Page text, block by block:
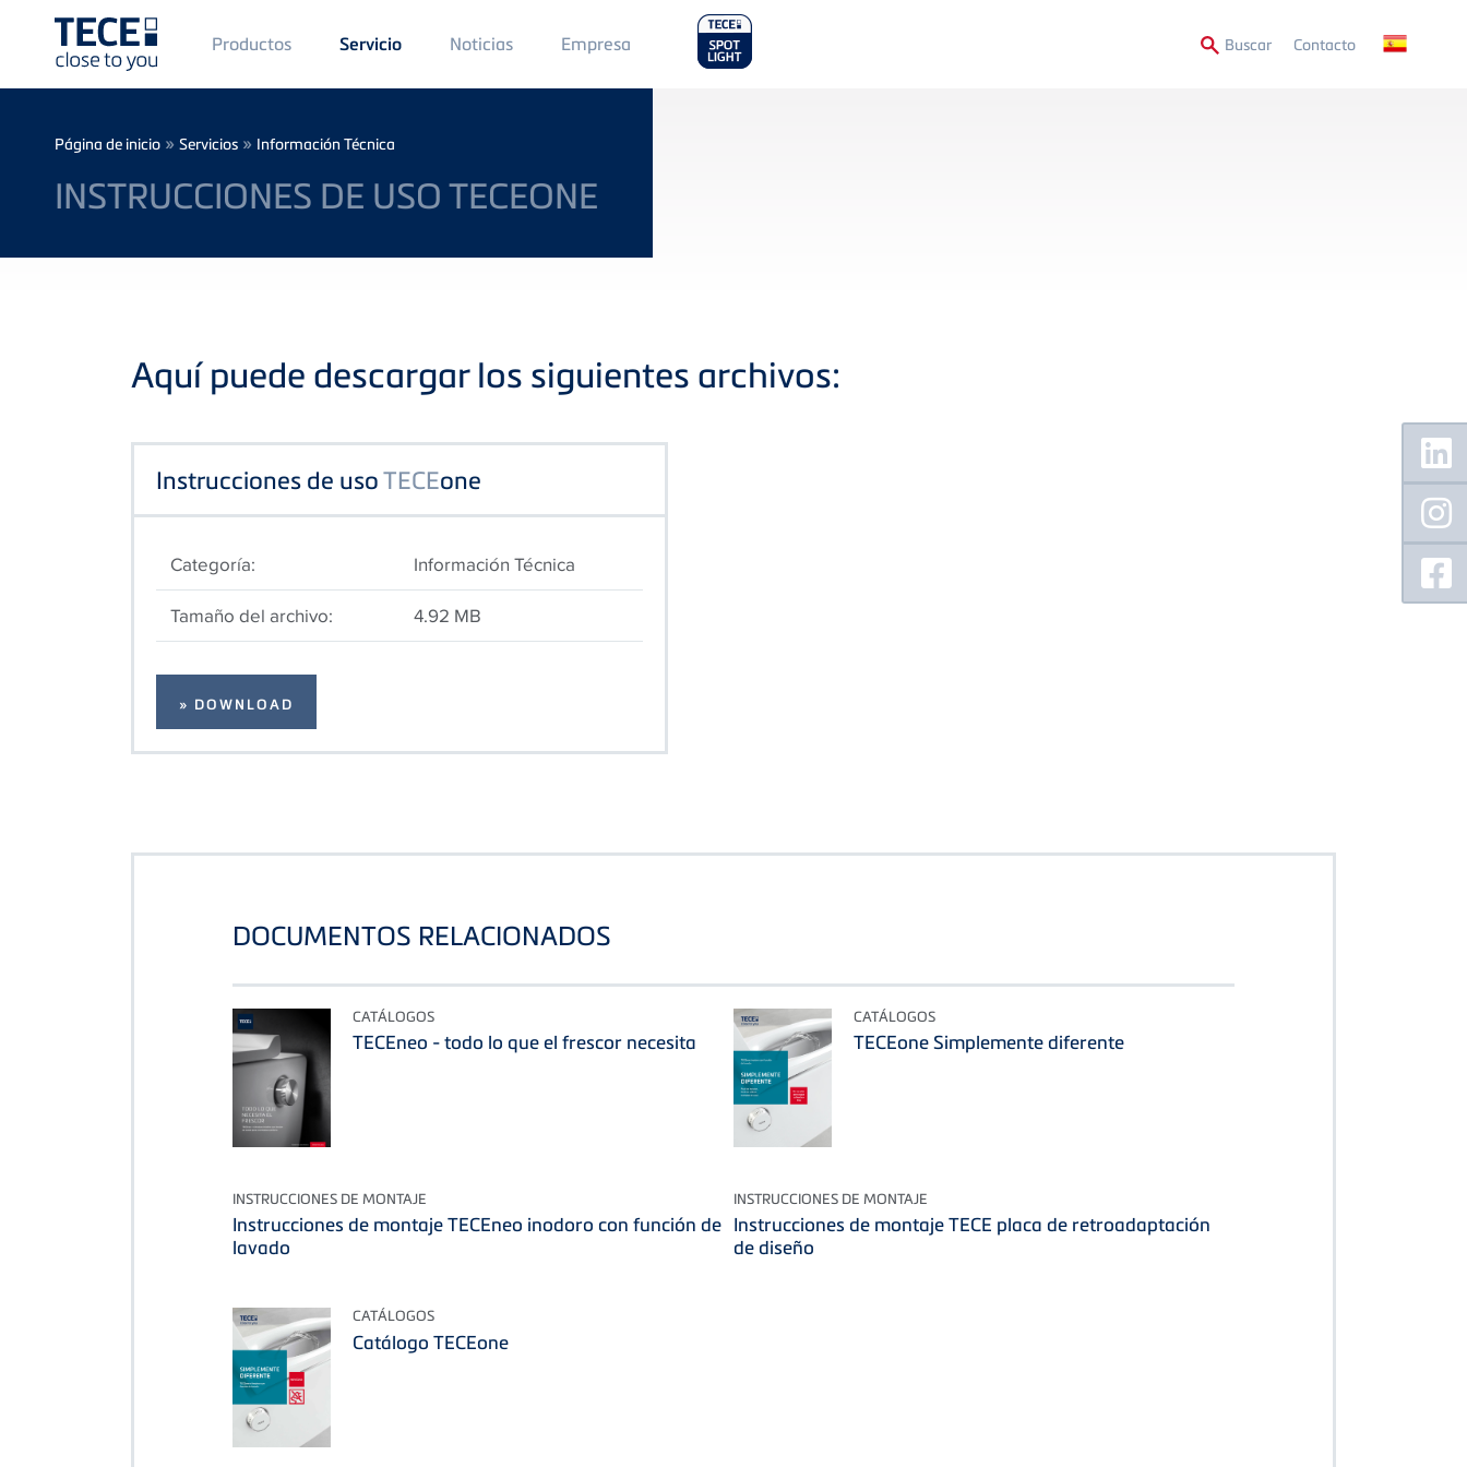
Main
Menü
1
Productos Servicio Noticias Main
Menu
2
Empresa BuscarSecondary
Contacto
Breadcrumb
Página de inicio » Servicios » Información Técnica
INSTRUCCIONES DE USO TECEONE
Aquí puede descargar los siguientes archivos:
Instrucciones de usoTECEone
Categoría:
Información Técnica
Tamaño del archivo:
4.92 MB
» DOWNLOAD
DOCUMENTOS RELACIONADOS
CATÁLOGOS
TECEneo - todo lo que el frescor necesita
CATÁLOGOS
TECEone Simplemente diferente
INSTRUCCIONES DE MONTAJE
Instrucciones de montaje TECEneo inodoro con función de
lavado
INSTRUCCIONES DE MONTAJE
Instrucciones de montaje TECE placa de retroadaptación
de diseño
CATÁLOGOS
Catálogo TECEone
Floating